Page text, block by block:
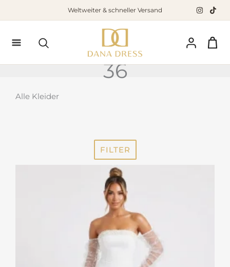
Weltweiter & schneller Versand
Suchen
36
Alle Kleider
FILTER